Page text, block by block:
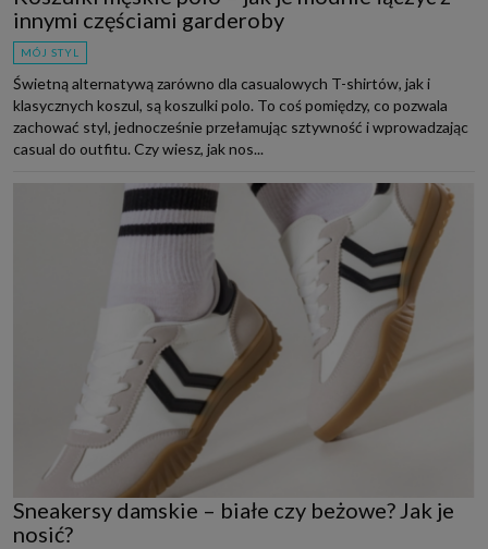
innymi częściami garderoby
MÓJ STYL
Świetną alternatywą zarówno dla casualowych T-shirtów, jak i
klasycznych koszul, są koszulki polo. To coś pomiędzy, co pozwala
zachować styl, jednocześnie przełamując sztywność i wprowadzając
casual do outfitu. Czy wiesz, jak nos...
Sneakersy damskie – białe czy beżowe? Jak je
nosić?